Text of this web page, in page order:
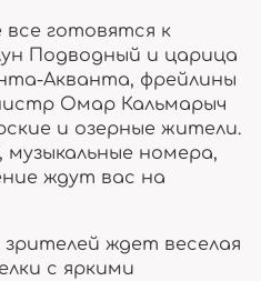
готовятся к
Подводный и царица
Акванта, фрейлины
Омар Кальмарыч
и озерные жители.
музыкальные номера,
ждут вас на
ждет веселая
с яркими